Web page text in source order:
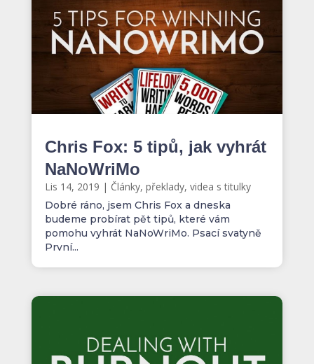
Chris Fox: 5 tipů, jak vyhrát
NaNoWriMo
Lis 14, 2019 | Články, překlady, videa s titulky
Dobré ráno, jsem Chris Fox a dneska
budeme probírat pět tipů, které vám
pomohu vyhrát NaNoWriMo. Psací svatyně
První...